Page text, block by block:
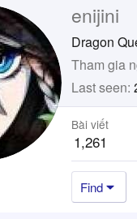
enijini
Dragon
Tham gia
Last seen
Bài viết
1,261
Find